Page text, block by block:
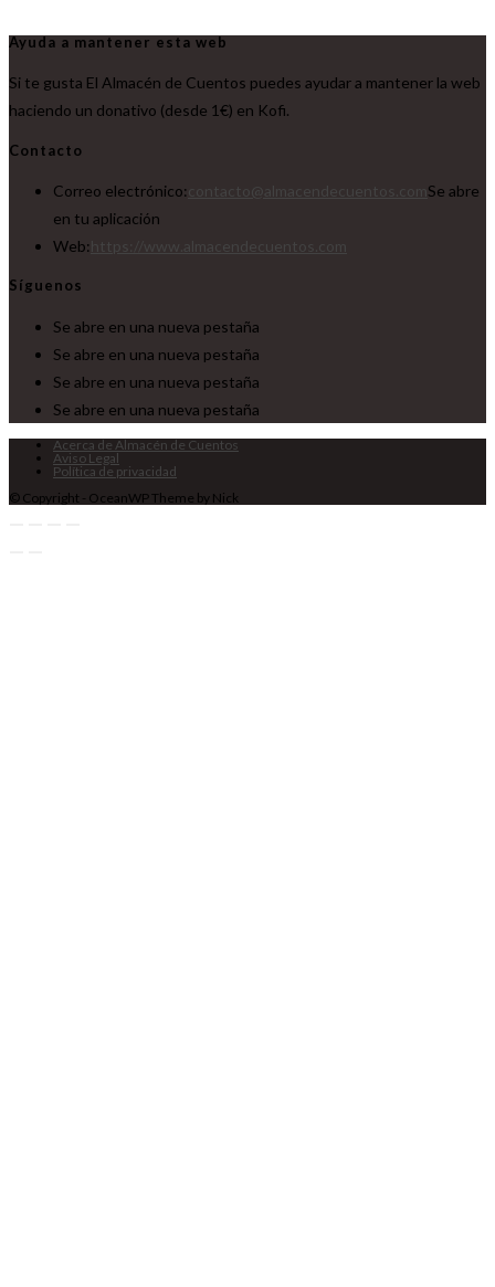
Ayuda a mantener esta web
Si te gusta El Almacén de Cuentos puedes ayudar a mantener la web
haciendo un donativo (desde 1€) en Kofi.
Contacto
Correo electrónico:
Se abre
en tu aplicación
Web:
Síguenos
Se abre en una nueva pestaña
Se abre en una nueva pestaña
Se abre en una nueva pestaña
Se abre en una nueva pestaña
Acerca de Almacén de Cuentos
Aviso Legal
Política de privacidad
© Copyright - OceanWP Theme by Nick